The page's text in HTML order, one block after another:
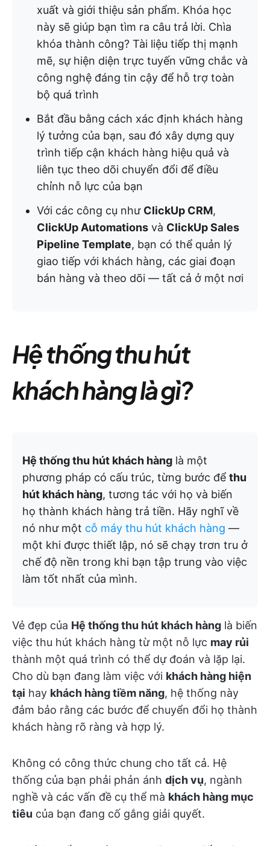
xuất và giới thiệu sản phẩm. Khóa học
này sẽ giúp bạn tìm ra câu trả lời. Chìa
khóa thành công? Tài liệu tiếp thị mạnh
mẽ, sự hiện diện trực tuyến vững chắc và
công nghệ đáng tin cậy để hỗ trợ toàn
bộ quá trình
Bắt đầu bằng cách xác định khách hàng
lý tưởng của bạn, sau đó xây dựng quy
trình tiếp cận khách hàng hiệu quả và
liên tục theo dõi chuyển đổi để điều
chỉnh nỗ lực của bạn
Với các công cụ như ClickUp CRM,
ClickUp Automations và ClickUp Sales
Pipeline Template, bạn có thể quản lý
giao tiếp với khách hàng, các giai đoạn
bán hàng và theo dõi — tất cả ở một nơi
Hệ thống thu hút
khách hàng là gì?
Hệ thống thu hút khách hàng là một
phương pháp có cấu trúc, từng bước để thu
hút khách hàng, tương tác với họ và biến
họ thành khách hàng trả tiền. Hãy nghĩ về
nó như một cỗ máy thu hút khách hàng —
một khi được thiết lập, nó sẽ chạy trơn tru ở
chế độ nền trong khi bạn tập trung vào việc
làm tốt nhất của mình.
Vẻ đẹp của Hệ thống thu hút khách hàng là biến
việc thu hút khách hàng từ một nỗ lực may rủi
thành một quá trình có thể dự đoán và lặp lại.
Cho dù bạn đang làm việc với khách hàng hiện
tại hay khách hàng tiềm năng, hệ thống này
đảm bảo rằng các bước để chuyển đổi họ thành
khách hàng rõ ràng và hợp lý.
Không có công thức chung cho tất cả. Hệ
thống của bạn phải phản ánh dịch vụ, ngành
nghề và các vấn đề cụ thể mà khách hàng mục
tiêu của bạn đang cố gắng giải quyết.